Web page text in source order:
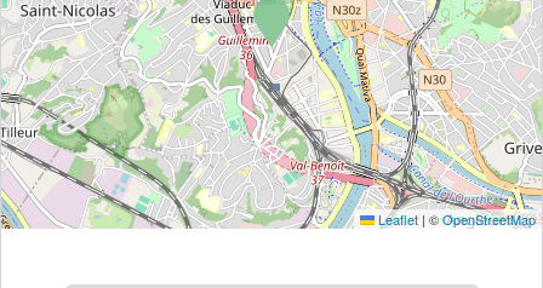
Leaflet |©OpenStreetMap